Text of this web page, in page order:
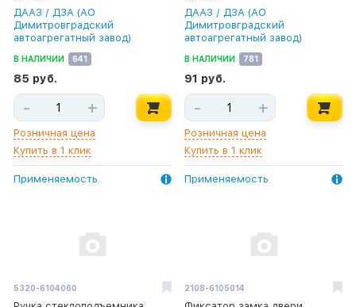
ДААЗ / ДЗА (АО
Димитровградский
автоагрегатный завод)
В НАЛИЧИИ 641
85 руб.
Розничная цена
Купить в 1 клик
- +
Применяемость
ДААЗ / ДЗА (АО
Димитровградский
автоагрегатный завод)
В НАЛИЧИИ 781
91 руб.
Розничная цена
Купить в 1 клик
- +
Применяемость
5320-6104060 2108-6105014